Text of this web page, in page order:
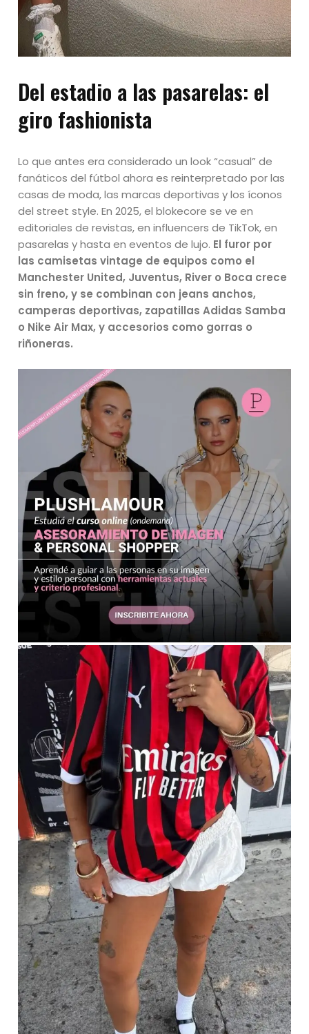
Del estadio a las pasarelas: el
giro fashionista
Lo que antes era considerado un look “casual” de
fanáticos del fútbol ahora es reinterpretado por las
casas de moda, las marcas deportivas y los íconos
del street style. En 2025, el blokecore se ve en
editoriales de revistas, en influencers de TikTok, en
pasarelas y hasta en eventos de lujo. El furor por
las camisetas vintage de equipos como el
Manchester United, Juventus, River o Boca crece
sin freno, y se combinan con jeans anchos,
camperas deportivas, zapatillas Adidas Samba
o Nike Air Max, y accesorios como gorras o
riñoneras.